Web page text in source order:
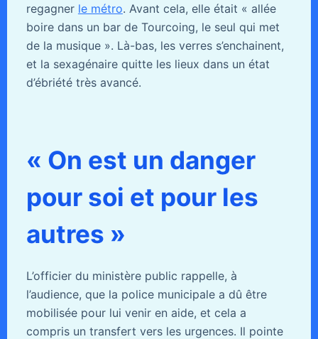
regagner le métro. Avant cela, elle était « allée
boire dans un bar de Tourcoing, le seul qui met
de la musique ». Là-bas, les verres s’enchainent,
et la sexagénaire quitte les lieux dans un état
d’ébriété très avancé.
« On est un danger
pour soi et pour les
autres »
L’officier du ministère public rappelle, à
l’audience, que la police municipale a dû être
mobilisée pour lui venir en aide, et cela a
compris un transfert vers les urgences. Il pointe